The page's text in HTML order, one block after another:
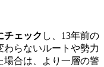
チェック し、13年前の
わらないルートや勢力
場合は、より一層の警